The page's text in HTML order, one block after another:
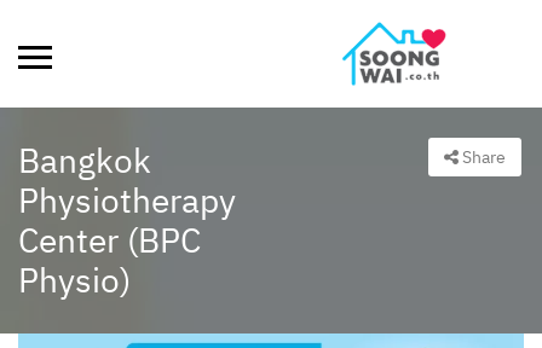
Bangkok
Physiotherapy
Center (BPC
Physio)
Share